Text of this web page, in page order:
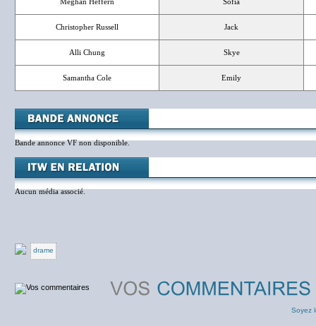
Christopher Russell Jack
Alli Chung Skye
Samantha Cole Emily
Bande annonce VF non disponible.
Aucun média associé.
drame
Soyez